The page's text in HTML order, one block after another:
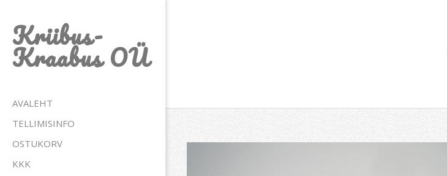
content
Kriibus-
Kraabus OÜ
Primary
Menu
AVALEHT
TELLIMISINFO
OSTUKORV
KKK